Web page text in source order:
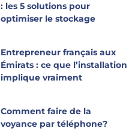
: les 5 solutions pour
optimiser le stockage
Entrepreneur français aux
Émirats : ce que l’installation
implique vraiment
Comment faire de la
voyance par téléphone?